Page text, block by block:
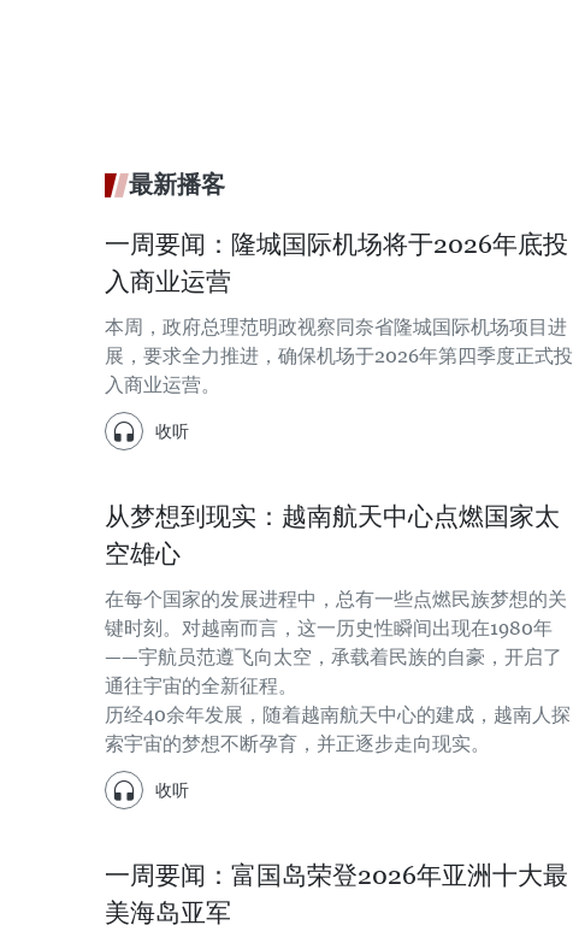
最新播客
一周要闻：隆城国际机场将于2026年底投
入商业运营
本周，政府总理范明政视察同奈省隆城国际机场项目进
展，要求全力推进，确保机场于2026年第四季度正式投
入商业运营。
收听
从梦想到现实：越南航天中心点燃国家太
空雄心
在每个国家的发展进程中，总有一些点燃民族梦想的关
键时刻。对越南而言，这一历史性瞬间出现在1980年
——宇航员范遵飞向太空，承载着民族的自豪，开启了
通往宇宙的全新征程。
历经40余年发展，随着越南航天中心的建成，越南人探
索宇宙的梦想不断孕育，并正逐步走向现实。
收听
一周要闻：富国岛荣登2026年亚洲十大最
美海岛亚军